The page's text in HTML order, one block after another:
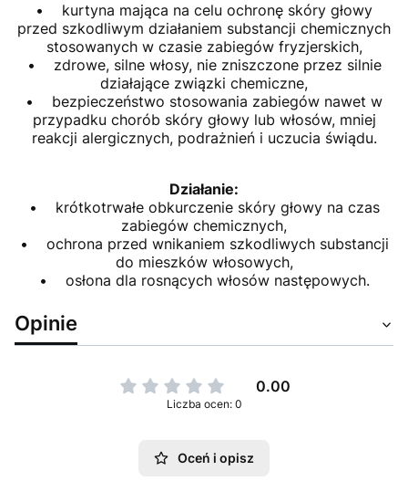
• kurtyna mająca na celu ochronę skóry głowy
przed szkodliwym działaniem substancji chemicznych
stosowanych w czasie zabiegów fryzjerskich,
• zdrowe, silne włosy, nie zniszczone przez silnie
działające związki chemiczne,
• bezpieczeństwo stosowania zabiegów nawet w
przypadku chorób skóry głowy lub włosów, mniej
reakcji alergicznych, podrażnień i uczucia świądu.
Działanie:
• krótkotrwałe obkurczenie skóry głowy na czas
zabiegów chemicznych,
• ochrona przed wnikaniem szkodliwych substancji
do mieszków włosowych,
• osłona dla rosnących włosów następowych.
Opinie
0.00
Liczba ocen: 0
Oceń i opisz